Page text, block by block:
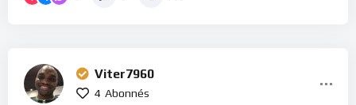
Viter7960
4 Abonnés